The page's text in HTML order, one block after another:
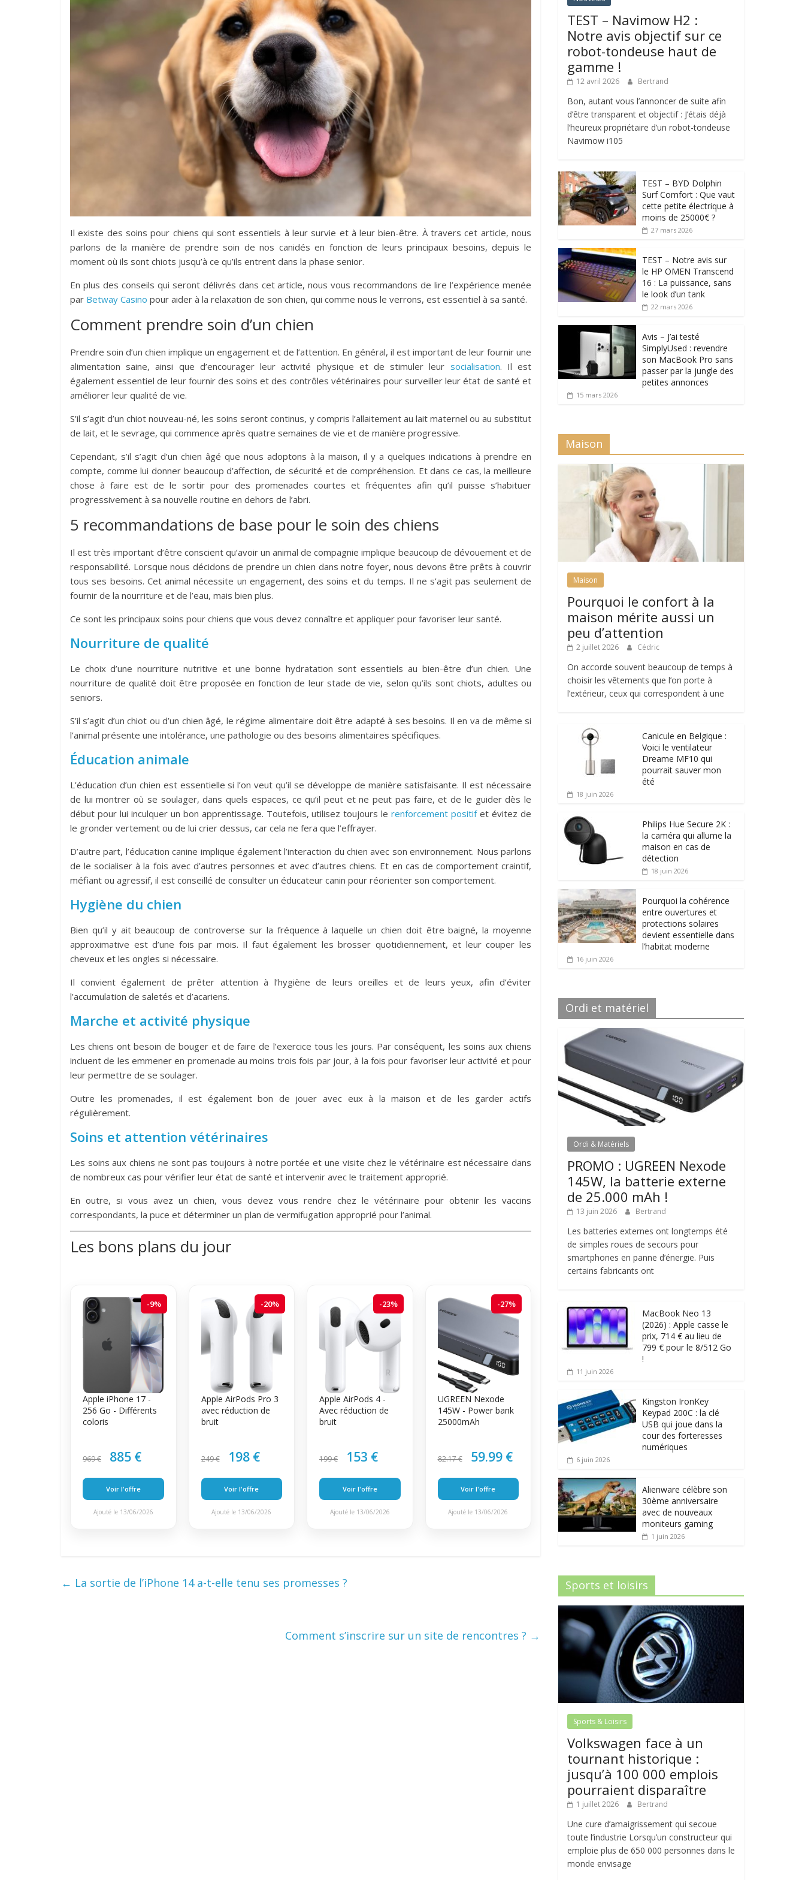
Il existe des soins pour chiens qui sont essentiels à leur survie et à leur bien-être. À travers cet article, nous
parlons de la manière de prendre soin de nos canidés en fonction de leurs principaux besoins, depuis le
moment où ils sont chiots jusqu’à ce qu’ils entrent dans la phase senior.
En plus des conseils qui seront délivrés dans cet article, nous vous recommandons de lire l’expérience menée
par Betway Casino pour aider à la relaxation de son chien, qui comme nous le verrons, est essentiel à sa santé.
Comment prendre soin d’un chien
Prendre soin d’un chien implique un engagement et de l’attention. En général, il est important de leur fournir une
alimentation saine, ainsi que d’encourager leur activité physique et de stimuler leur socialisation. Il est
également essentiel de leur fournir des soins et des contrôles vétérinaires pour surveiller leur état de santé et
améliorer leur qualité de vie.
S’il s’agit d’un chiot nouveau-né, les soins seront continus, y compris l’allaitement au lait maternel ou au substitut
de lait, et le sevrage, qui commence après quatre semaines de vie et de manière progressive.
Cependant, s’il s’agit d’un chien âgé que nous adoptons à la maison, il y a quelques indications à prendre en
compte, comme lui donner beaucoup d’affection, de sécurité et de compréhension. Et dans ce cas, la meilleure
chose à faire est de le sortir pour des promenades courtes et fréquentes afin qu’il puisse s’habituer
progressivement à sa nouvelle routine en dehors de l’abri.
5 recommandations de base pour le soin des chiens
Il est très important d’être conscient qu’avoir un animal de compagnie implique beaucoup de dévouement et de
responsabilité. Lorsque nous décidons de prendre un chien dans notre foyer, nous devons être prêts à couvrir
tous ses besoins. Cet animal nécessite un engagement, des soins et du temps. Il ne s’agit pas seulement de
fournir de la nourriture et de l’eau, mais bien plus.
Ce sont les principaux soins pour chiens que vous devez connaître et appliquer pour favoriser leur santé.
Nourriture de qualité
Le choix d’une nourriture nutritive et une bonne hydratation sont essentiels au bien-être d’un chien. Une
nourriture de qualité doit être proposée en fonction de leur stade de vie, selon qu’ils sont chiots, adultes ou
seniors.
S’il s’agit d’un chiot ou d’un chien âgé, le régime alimentaire doit être adapté à ses besoins. Il en va de même si
l’animal présente une intolérance, une pathologie ou des besoins alimentaires spécifiques.
Éducation animale
L’éducation d’un chien est essentielle si l’on veut qu’il se développe de manière satisfaisante. Il est nécessaire
de lui montrer où se soulager, dans quels espaces, ce qu’il peut et ne peut pas faire, et de le guider dès le
début pour lui inculquer un bon apprentissage. Toutefois, utilisez toujours lerenforcement positifet évitez de
le gronder vertement ou de lui crier dessus, car cela ne fera que l’effrayer.
D’autre part, l’éducation canine implique également l’interaction du chien avec son environnement. Nous parlons
de le socialiser à la fois avec d’autres personnes et avec d’autres chiens. Et en cas de comportement craintif,
méfiant ou agressif, il est conseillé de consulter un éducateur canin pour réorienter son comportement.
Hygiène du chien
Bien qu’il y ait beaucoup de controverse sur la fréquence à laquelle un chien doit être baigné, la moyenne
approximative est d’une fois par mois. Il faut également les brosser quotidiennement, et leur couper les
cheveux et les ongles si nécessaire.
Il convient également de prêter attention à l’hygiène de leurs oreilles et de leurs yeux, afin d’éviter
l’accumulation de saletés et d’acariens.
Marche et activité physique
Les chiens ont besoin de bouger et de faire de l’exercice tous les jours. Par conséquent, les soins aux chiens
incluent de les emmener en promenade au moins trois fois par jour, à la fois pour favoriser leur activité et pour
leur permettre de se soulager.
Outre les promenades, il est également bon de jouer avec eux à la maison et de les garder actifs
régulièrement.
Soins et attention vétérinaires
Les soins aux chiens ne sont pas toujours à notre portée et une visite chez le vétérinaire est nécessaire dans
de nombreux cas pour vérifier leur état de santé et intervenir avec le traitement approprié.
En outre, si vous avez un chien, vous devez vous rendre chez le vétérinaire pour obtenir les vaccins
correspondants, la puce et déterminer un plan de vermifugation approprié pour l’animal.
Les bons plans du jour
-9%
Apple iPhone 17 -
256 Go - Différents
coloris
969 € 885 €
Voir l'offre
Ajouté le 13/06/2026
-20%
Apple AirPods Pro 3
avec réduction de
bruit
249 € 198 €
Voir l'offre
Ajouté le 13/06/2026
-23%
Apple AirPods 4 -
Avec réduction de
bruit
199 € 153 €
Voir l'offre
Ajouté le 13/06/2026
-27%
UGREEN Nexode
145W - Power bank
25000mAh
82.17 € 59.99 €
Voir l'offre
Ajouté le 13/06/2026
← La sortie de l’iPhone 14 a-t-elle tenu ses promesses ?
Comment s’inscrire sur un site de rencontres ? →
TEST – Navimow H2 :
Notre avis objectif sur ce
robot-tondeuse haut de
gamme !
12 avril 2026 Bertrand
Bon, autant vous l’annoncer de suite afin
d’être transparent et objectif : J’étais déjà
l’heureux propriétaire d’un robot-tondeuse
Navimow i105
TEST – BYD Dolphin
Surf Comfort : Que vaut
cette petite électrique à
moins de 25000€ ?
27 mars 2026
TEST – Notre avis sur
le HP OMEN Transcend
16 : La puissance, sans
le look d’un tank
22 mars 2026
Avis – J’ai testé
SimplyUsed : revendre
son MacBook Pro sans
passer par la jungle des
petites annonces
15 mars 2026
Maison
Maison
Pourquoi le confort à la
maison mérite aussi un
peu d’attention
2 juillet 2026 Cédric
On accorde souvent beaucoup de temps à
choisir les vêtements que l’on porte à
l’extérieur, ceux qui correspondent à une
Canicule en Belgique :
Voici le ventilateur
Dreame MF10 qui
pourrait sauver mon
été
18 juin 2026
Philips Hue Secure 2K :
la caméra qui allume la
maison en cas de
détection
18 juin 2026
Pourquoi la cohérence
entre ouvertures et
protections solaires
devient essentielle dans
l’habitat moderne
16 juin 2026
Ordi et matériel
Ordi & Matériels
PROMO : UGREEN Nexode
145W, la batterie externe
de 25.000 mAh !
13 juin 2026 Bertrand
Les batteries externes ont longtemps été
de simples roues de secours pour
smartphones en panne d’énergie. Puis
certains fabricants ont
MacBook Neo 13
(2026) : Apple casse le
prix, 714 € au lieu de
799 € pour le 8/512 Go
!
11 juin 2026
Kingston IronKey
Keypad 200C : la clé
USB qui joue dans la
cour des forteresses
numériques
6 juin 2026
Alienware célèbre son
30ème anniversaire
avec de nouveaux
moniteurs gaming
1 juin 2026
Sports et loisirs
Sports & Loisirs
Volkswagen face à un
tournant historique :
jusqu’à 100 000 emplois
pourraient disparaître
1 juillet 2026 Bertrand
Une cure d’amaigrissement qui secoue
toute l’industrie Lorsqu’un constructeur qui
emploie plus de 650 000 personnes dans le
monde envisage